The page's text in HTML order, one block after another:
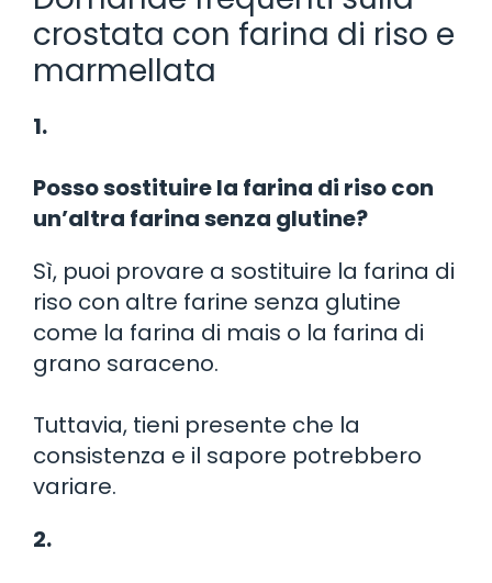
crostata con farina di riso e
marmellata
1.
Posso sostituire la farina di riso con
un’altra farina senza glutine?
Sì, puoi provare a sostituire la farina di
riso con altre farine senza glutine
come la farina di mais o la farina di
grano saraceno.
Tuttavia, tieni presente che la
consistenza e il sapore potrebbero
variare.
2.